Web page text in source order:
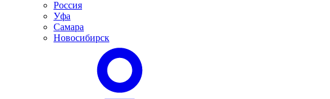
Россия
Уфа
Самара
Новосибирск